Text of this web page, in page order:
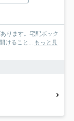
ります。宅配ボック
けること... もっと見